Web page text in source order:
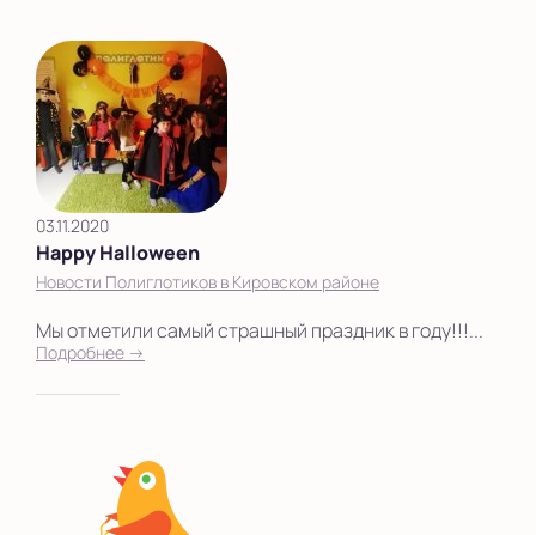
03.11.2020
Happy Halloween
Новости Полиглотиков в Кировском районе
Мы отметили самый страшный праздник в году!!!...
Подробнее →